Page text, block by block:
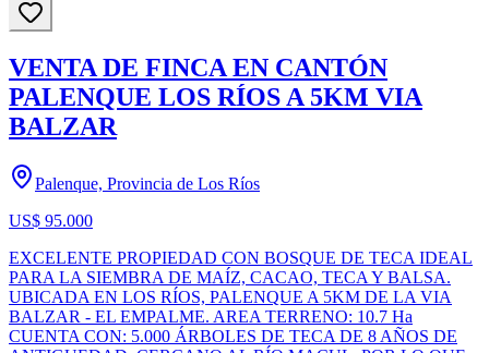
VENTA DE FINCA EN CANTÓN
PALENQUE LOS RÍOS A 5KM VIA
BALZAR
Palenque, Provincia de Los Ríos
US$ 95.000
EXCELENTE PROPIEDAD CON BOSQUE DE TECA IDEAL
PARA LA SIEMBRA DE MAÍZ, CACAO, TECA Y BALSA.
UBICADA EN LOS RÍOS, PALENQUE A 5KM DE LA VIA
BALZAR - EL EMPALME. AREA TERRENO: 10.7 Ha
CUENTA CON: 5.000 ÁRBOLES DE TECA DE 8 AÑOS DE